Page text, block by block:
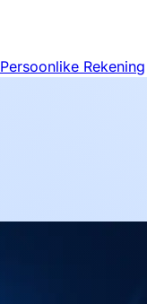
Persoonlike Rekening